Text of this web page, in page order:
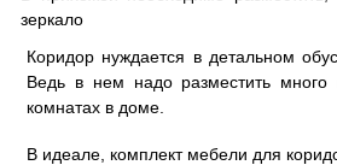
зеркало
Коридор нуждается в детальном
Ведь в нем надо разместить много
комнатах в доме.
В идеале, комплект мебели для